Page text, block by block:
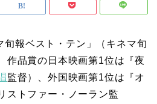
旬報ベスト・テン」（キネマ旬
作品賞の日本映画第1位は『夜
監督）、外国映画第1位は『オ
ストファー・ノーラン監